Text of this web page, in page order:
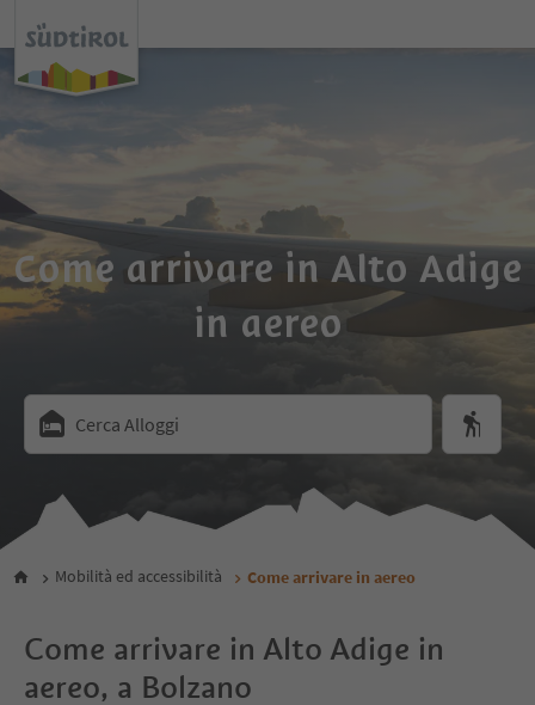
Come arrivare in Alto Adige
in aereo
Cerca Alloggi
Mobilità ed accessibilità Come arrivare in aereo
Come arrivare in Alto Adige in
aereo, a Bolzano